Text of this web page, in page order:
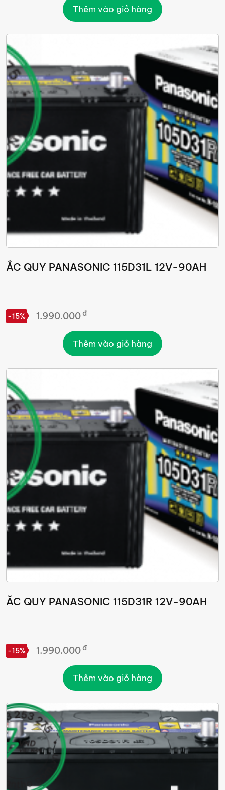
Thêm vào giỏ hàng
ẮC QUY PANASONIC 115D31L 12V-90AH
-15% 1.990.000 đ
Thêm vào giỏ hàng
ẮC QUY PANASONIC 115D31R 12V-90AH
-15% 1.990.000 đ
Thêm vào giỏ hàng